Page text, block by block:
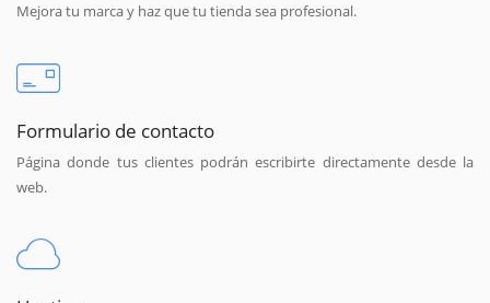
Mejora tu marca y haz que tu tienda sea profesional.
Formulario de contacto
Página donde tus clientes podrán escribirte directamente desde la
web.